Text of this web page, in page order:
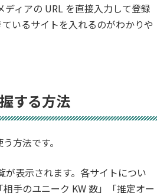
ディアの URL を直接入力して登録
いるサイトを入れるのがわかりや
する方法
方法です。
表示されます。各サイトについ
手のユニーク KW 数」「推定オー